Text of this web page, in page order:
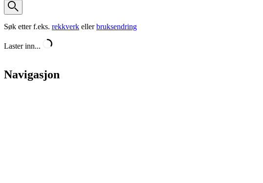
Søk etter f.eks. rekkverk ellerbruksendring
Laster inn...
Navigasjon